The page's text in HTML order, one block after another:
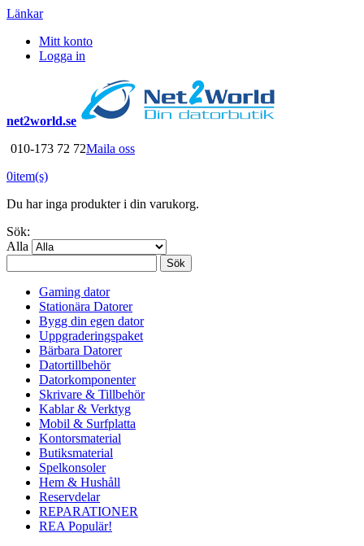
Länkar
Mitt konto
Logga in
net2world.se
010-173 72 72Maila oss
0item(s)
Du har inga produkter i din varukorg.
Sök:
Alla
Sök
Gaming dator
Stationära Datorer
Bygg din egen dator
Uppgraderingspaket
Bärbara Datorer
Datortillbehör
Datorkomponenter
Skrivare & Tillbehör
Kablar & Verktyg
Mobil & Surfplatta
Kontorsmaterial
Butiksmaterial
Spelkonsoler
Hem & Hushåll
Reservdelar
REPARATIONER
REA Populär!